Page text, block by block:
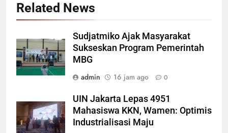
Related News
Sudjatmiko Ajak Masyarakat
Sukseskan Program Pemerintah
MBG
admin
16 jam ago 0
UIN Jakarta Lepas 4951
Mahasiswa KKN, Wamen: Optimis
Industrialisasi Maju